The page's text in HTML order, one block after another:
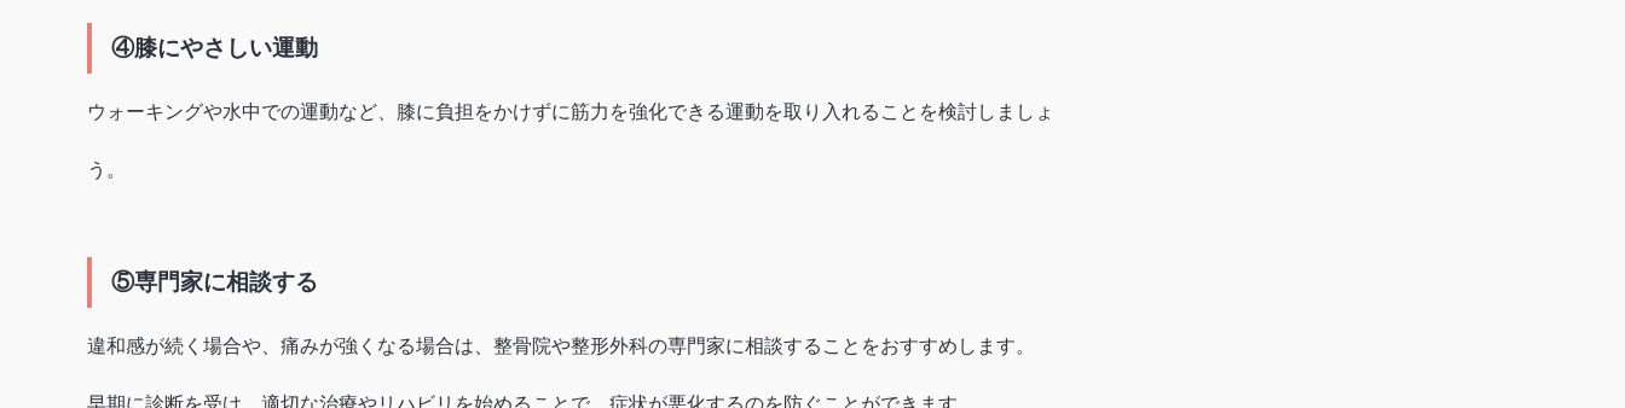
④膝にやさしい運動
ウォーキングや水中での運動など、膝に負担をかけずに筋力を強化できる運動を取り入れることを検討しましょ
う。
⑤専門家に相談する
違和感が続く場合や、痛みが強くなる場合は、整骨院や整形外科の専門家に相談することをおすすめします。
早期に診断を受け、適切な治療やリハビリを始めることで、症状が悪化するのを防ぐことができます。